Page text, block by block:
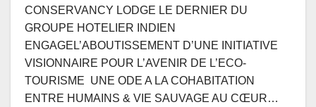
CONSERVANCY LODGE LE DERNIER DU
GROUPE HOTELIER INDIEN
ENGAGEL’ABOUTISSEMENT D’UNE INITIATIVE
VISIONNAIRE POUR L’AVENIR DE L’ECO-
TOURISME UNE ODE A LA COHABITATION
ENTRE HUMAINS & VIE SAUVAGE AU CŒUR…